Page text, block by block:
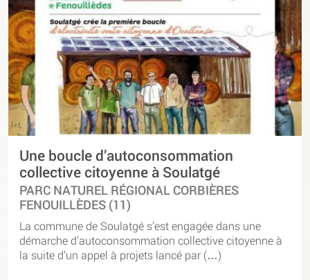
Une boucle d’autoconsommation
collective citoyenne à Soulatgé
PARC NATUREL RÉGIONAL CORBIÈRES
FENOUILLÈDES (11)
La commune de Soulatgé s’est engagée dans une
démarche d’autoconsommation collective citoyenne à
la suite d’un appel à projets lancé par (…)